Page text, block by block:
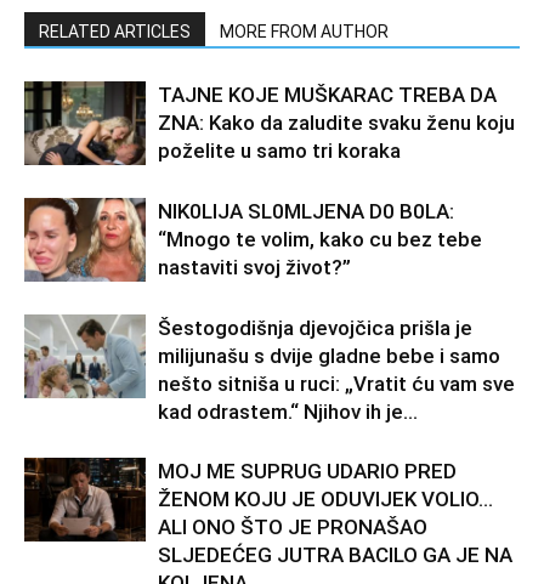
RELATED ARTICLES MORE FROM AUTHOR
TAJNE KOJE MUŠKARAC TREBA DA
ZNA: Kako da zaludite svaku ženu koju
poželite u samo tri koraka
NlK0LlJA SL0MLJENA D0 B0LA:
“Mnogo te volim, kako cu bez tebe
nastaviti svoj život?”
Šestogodišnja djevojčica prišla je
milijunašu s dvije gladne bebe i samo
nešto sitniša u ruci: „Vratit ću vam sve
kad odrastem.“ Njihov ih je...
MOJ ME SUPRUG UDARIO PRED
ŽENOM KOJU JE ODUVIJEK VOLIO…
ALI ONO ŠTO JE PRONAŠAO
SLJEDEĆEG JUTRA BACILO GA JE NA